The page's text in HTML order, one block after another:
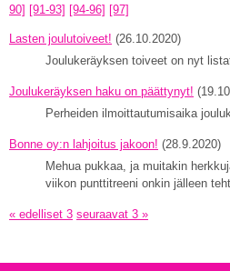
90] [91-93] [94-96] [97]
Lasten joulutoiveet! (26.10.2020)
Joulukeräyksen toiveet on nyt
Joulukeräyksen haku on päättynyt!
Perheiden ilmoittautumisaika
Bonne oy:n lahjoitus jakoon! (28.9.2020)
Mehua pukkaa, ja muitakin
viikon punttitreeni onkin jälleen
« edelliset 3 seuraavat 3 »